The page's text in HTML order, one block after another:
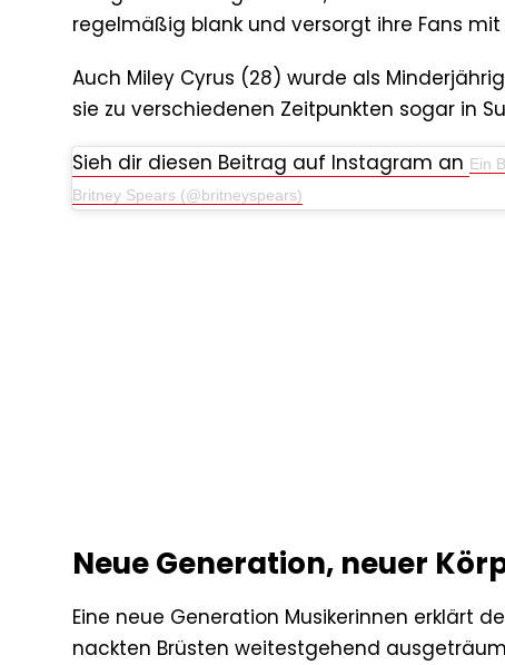
regelmäßig blank und versorgt ihre Fans
Auch Miley Cyrus (28) wurde als
sie zu verschiedenen Zeitpunkten sogar in
Sieh dir diesen Beitrag auf Instagram an Ein
Britney Spears (@britneyspears)
Neue Generation, neuer
Eine neue Generation Musikerinnen erklärt
nackten Brüsten weitestgehend